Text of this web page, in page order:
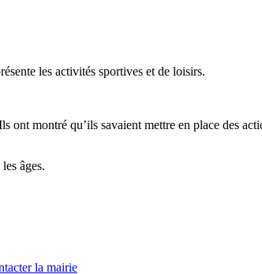
les activités sportives et de loisirs.
montré qu’ils savaient mettre en place des
âges.
la mairie